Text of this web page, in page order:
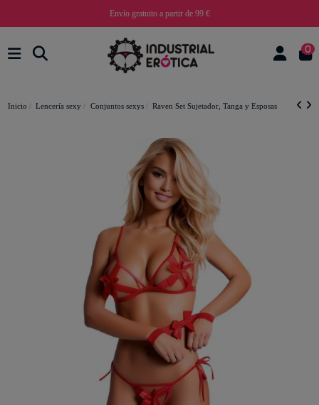
Envío gratuito a partir de 99 €
0
Inicio Lencería sexy Conjuntos sexys Raven Set Sujetador, Tanga y Esposas